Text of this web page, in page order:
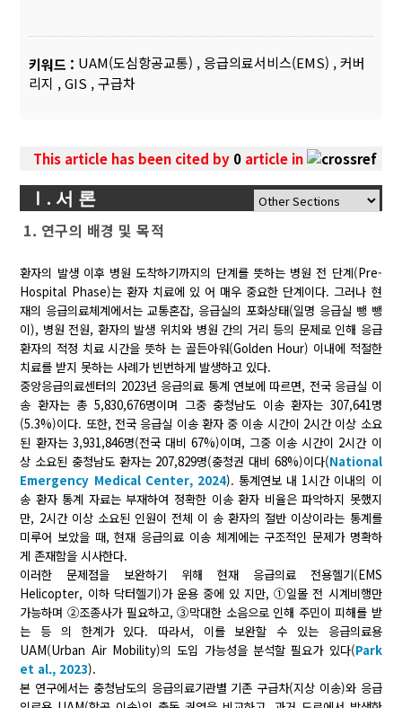
키워드 : UAM(도심항공교통) ,응급의료서비스(EMS) ,커버
리지 ,GIS ,구급차
This article has been cited by 0 article in
Ⅰ. 서 론
1. 연구의 배경 및 목적
환자의 발생 이후 병원 도착하기까지의 단계를 뜻하는 병원 전 단계(Pre-
Hospital Phase)는 환자 치료에 있 어 매우 중요한 단계이다. 그러나 현
재의 응급의료체계에서는 교통혼잡, 응급실의 포화상태(일명 응급실 뺑 뺑
이), 병원 전원, 환자의 발생 위치와 병원 간의 거리 등의 문제로 인해 응급
환자의 적정 치료 시간을 뜻하 는 골든아워(Golden Hour) 이내에 적절한
치료를 받지 못하는 사례가 빈번하게 발생하고 있다.
중앙응급의료센터의 2023년 응급의료 통계 연보에 따르면, 전국 응급실 이
송 환자는 총 5,830,676명이며 그중 충청남도 이송 환자는 307,641명
(5.3%)이다. 또한, 전국 응급실 이송 환자 중 이송 시간이 2시간 이상 소요
된 환자는 3,931,846명(전국 대비 67%)이며, 그중 이송 시간이 2시간 이
상 소요된 충청남도 환자는 207,829명(충청권 대비 68%)이다(National
Emergency Medical Center, 2024). 통계연보 내 1시간 이내의 이
송 환자 통계 자료는 부재하여 정확한 이송 환자 비율은 파악하지 못했지
만, 2시간 이상 소요된 인원이 전체 이 송 환자의 절반 이상이라는 통계를
미루어 보았을 때, 현재 응급의료 이송 체계에는 구조적인 문제가 명확하
게 존재함을 시사한다.
이러한 문제점을 보완하기 위해 현재 응급의료 전용헬기(EMS
Helicopter, 이하 닥터헬기)가 운용 중에 있 지만, ①일몰 전 시계비행만
가능하며 ②조종사가 필요하고, ③막대한 소음으로 인해 주민이 피해를 받
는 등 의 한계가 있다. 따라서, 이를 보완할 수 있는 응급의료용
UAM(Urban Air Mobility)의 도입 가능성을 분석할 필요가 있다(Park
et al., 2023).
본 연구에서는 충청남도의 응급의료기관별 기존 구급차(지상 이송)와 응급